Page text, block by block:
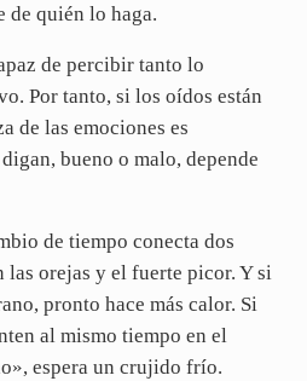
de quién lo haga.
de percibir tanto lo
Por tanto, si los oídos están
de las emociones es
bueno o malo, depende
de tiempo conecta dos
orejas y el fuerte picor. Y si
pronto hace más calor. Si
al mismo tiempo en el
espera un crujido frío.